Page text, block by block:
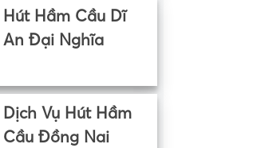
Hút Hầm Cầu Dĩ
An Đại Nghĩa
Dịch Vụ Hút Hầm
Cầu Đồng Nai